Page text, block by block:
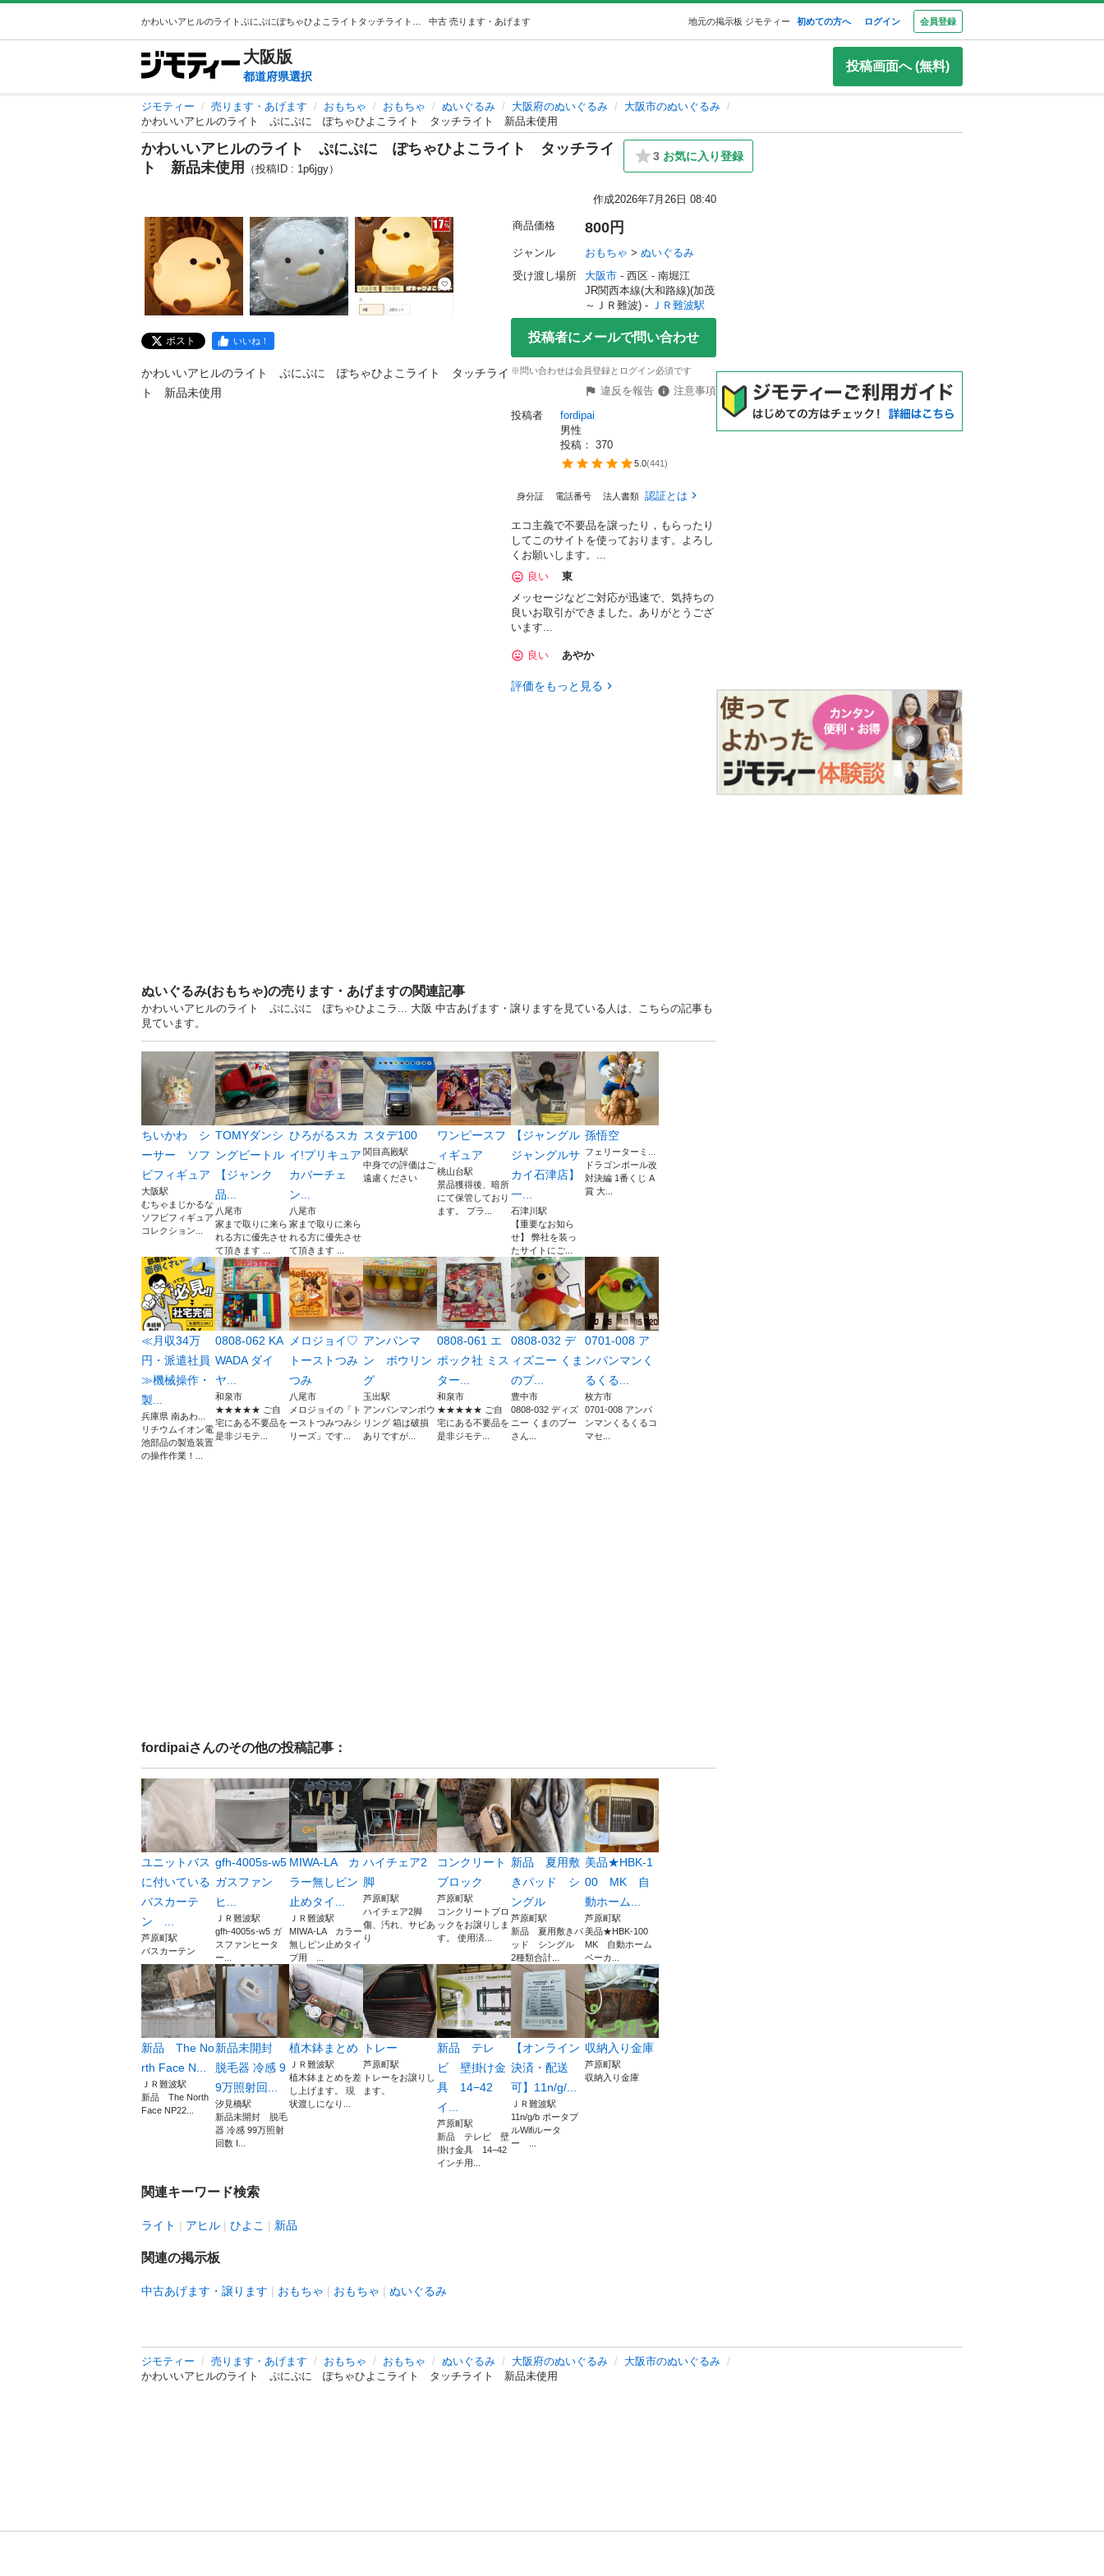
中古 売ります・あげます 地元の掲示板 ジモティー 初めての方へ ログイン 会員登録
大阪版
都道府県選択
投稿画面へ (無料)
ジモティー 売ります・あげます おもちゃ おもちゃ ぬいぐるみ 大阪府のぬいぐるみ
大阪市のぬいぐるみ
かわいいアヒルのライト ぷにぷに ぽちゃひよこライト タッチライト 新品未使用
かわいいアヒルのライト ぷにぷに ぽちゃひよこライト タッチライ
ト 新品未使用
（投稿ID : 1p6jgy）
3 お気に入り登録
作成2026年7月26日 08:40
ポスト いいね！
かわいいアヒルのライト　ぷにぷに　ぽちゃひよこライト　タッチライ
ト　新品未使用
商品価格 800円
ジャンル おもちゃ > ぬいぐるみ
受け渡し場所
大阪市 - 西区 - 南堀江
JR関西本線(大和路線)(加茂
～ＪＲ難波) - ＪＲ難波駅
投稿者にメールで問い合わせ
※問い合わせは会員登録とログイン必須です
違反を報告
注意事項
投稿者
fordipai
男性
投稿： 370
5.0(441)
身分証 電話番号 法人書類 認証とは
エコ主義で不要品を譲ったり，もらったり
してこのサイトを使っております。よろし
くお願いします。...
良い
東
メッセージなどご対応が迅速で、気持ちの
良いお取引ができました。ありがとうござ
います...
良い あやか
評価をもっと見る
ぬいぐるみ(おもちゃ)の売ります・あげますの関連記事
かわいいアヒルのライト ぷにぷに ぽちゃひよこラ... 大阪 中古あげます・譲りますを見ている人は、こちらの記事も
見ています。
ちいかわ シ
ーサー ソフ
ビフィギュア
大阪駅
むちゃまじかるな
ソフビフィギュア
コレクション...
TOMYダンシ
ングビートル
【ジャンク
品...
八尾市
家まで取りに来ら
れる方に優先させ
て頂きます ...
ひろがるスカ
イ!プリキュア
カバーチェ
ン...
八尾市
家まで取りに来ら
れる方に優先させ
て頂きます ...
スタデ100
関目高殿駅
中身での評価はご
遠慮ください
ワンピースフ
ィギュア
桃山台駅
景品獲得後、暗所
にて保管しており
ます。 プラ...
【ジャングル
ジャングルサ
カイ石津店】
一...
石津川駅
【重要なお知ら
せ】 弊社を装っ
たサイトにご...
孫悟空
フェリーターミ...
ドラゴンボール改
対決編 1番くじ A
賞 大...
≪月収34万
円・派遣社員
≫機械操作・
製...
兵庫県 南あわ...
リチウムイオン電
池部品の製造装置
の操作作業！...
0808-062 KA
WADA ダイ
ヤ...
和泉市
★★★★★ ご自
宅にある不要品を
是非ジモテ...
メロジョイ♡
トーストつみ
つみ
八尾市
メロジョイの「ト
ーストつみつみシ
リーズ」です...
アンパンマ
ン ボウリン
グ
玉出駅
アンパンマンボウ
リング 箱は破損
ありですが...
0808-061 エ
ポック社 ミス
ター...
和泉市
★★★★★ ご自
宅にある不要品を
是非ジモテ...
0808-032 デ
ィズニー くま
のプ...
豊中市
0808-032 ディズ
ニー くまのプー
さん...
0701-008 ア
ンパンマンく
るくる...
枚方市
0701-008 アンパ
ンマンくるくるコ
マセ...
fordipaiさんのその他の投稿記事：
ユニットバス
に付いている
バスカーテ
ン ...
芦原町駅
バスカーテン
gfh-4005s-w5
ガスファン
ヒ...
ＪＲ難波駅
gfh-4005s-w5 ガ
スファンヒータ
ー...
MIWA-LA カ
ラー無しピン
止めタイ...
ＪＲ難波駅
MIWA-LA カラー
無しピン止めタイ
プ用 ...
ハイチェア2
脚
芦原町駅
ハイチェア2脚
傷、汚れ、サビあ
り
コンクリート
ブロック
芦原町駅
コンクリートブロ
ックをお譲りしま
す。 使用済...
新品 夏用敷
きパッド シ
ングル
芦原町駅
新品 夏用敷きパ
ッド シングル
2種類合計...
美品★HBK-1
00 MK 自
動ホーム...
芦原町駅
美品★HBK-100
MK 自動ホーム
ベーカ...
新品 The No
rth Face N...
ＪＲ難波駅
新品 The North
Face NP22...
新品未開封
脱毛器 冷感 9
9万照射回...
汐見橋駅
新品未開封 脱毛
器 冷感 99万照射
回数 I...
植木鉢まとめ
ＪＲ難波駅
植木鉢まとめを差
し上げます。 現
状渡しになり...
トレー
芦原町駅
トレーをお譲りし
ます。
新品 テレ
ビ 壁掛け金
具 14−42
イ...
芦原町駅
新品 テレビ 壁
掛け金具 14−42
インチ用...
【オンライン
決済・配送
可】11n/g/...
ＪＲ難波駅
11n/g/b ポータブ
ルWifiルータ
ー ...
収納入り金庫
芦原町駅
収納入り金庫
関連キーワード検索
ライト アヒル ひよこ 新品
関連の掲示板
中古あげます・譲ります おもちゃ おもちゃ ぬいぐるみ
ジモティー 売ります・あげます おもちゃ おもちゃ ぬいぐるみ 大阪府のぬいぐるみ
大阪市のぬいぐるみ
かわいいアヒルのライト ぷにぷに ぽちゃひよこライト タッチライト 新品未使用